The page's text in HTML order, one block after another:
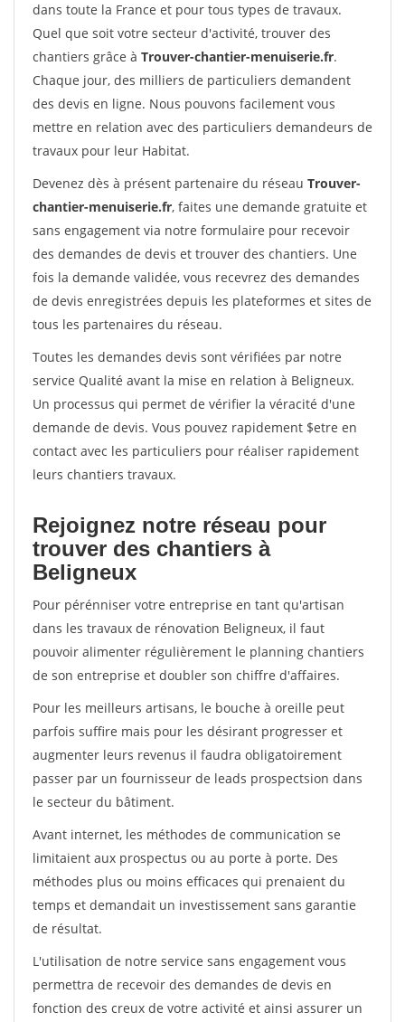
dans toute la France et pour tous types de travaux.
Quel que soit votre secteur d'activité, trouver des
chantiers grâce à Trouver-chantier-menuiserie.fr.
Chaque jour, des milliers de particuliers demandent
des devis en ligne. Nous pouvons facilement vous
mettre en relation avec des particuliers demandeurs de
travaux pour leur Habitat.
Devenez dès à présent partenaire du réseau Trouver-
chantier-menuiserie.fr, faites une demande gratuite et
sans engagement via notre formulaire pour recevoir
des demandes de devis et trouver des chantiers. Une
fois la demande validée, vous recevrez des demandes
de devis enregistrées depuis les plateformes et sites de
tous les partenaires du réseau.
Toutes les demandes devis sont vérifiées par notre
service Qualité avant la mise en relation à Beligneux.
Un processus qui permet de vérifier la véracité d'une
demande de devis. Vous pouvez rapidement $etre en
contact avec les particuliers pour réaliser rapidement
leurs chantiers travaux.
Rejoignez notre réseau pour
trouver des chantiers à
Beligneux
Pour pérénniser votre entreprise en tant qu'artisan
dans les travaux de rénovation Beligneux, il faut
pouvoir alimenter régulièrement le planning chantiers
de son entreprise et doubler son chiffre d'affaires.
Pour les meilleurs artisans, le bouche à oreille peut
parfois suffire mais pour les désirant progresser et
augmenter leurs revenus il faudra obligatoirement
passer par un fournisseur de leads prospectsion dans
le secteur du bâtiment.
Avant internet, les méthodes de communication se
limitaient aux prospectus ou au porte à porte. Des
méthodes plus ou moins efficaces qui prenaient du
temps et demandait un investissement sans garantie
de résultat.
L'utilisation de notre service sans engagement vous
permettra de recevoir des demandes de devis en
fonction des creux de votre activité et ainsi assurer un